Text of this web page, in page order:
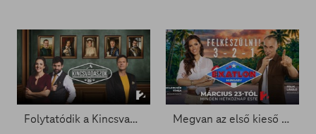
Folytatódik a Kincsvadászok, újra lehet jelentkezni Megvan az első kieső - Exatlon 5. rész